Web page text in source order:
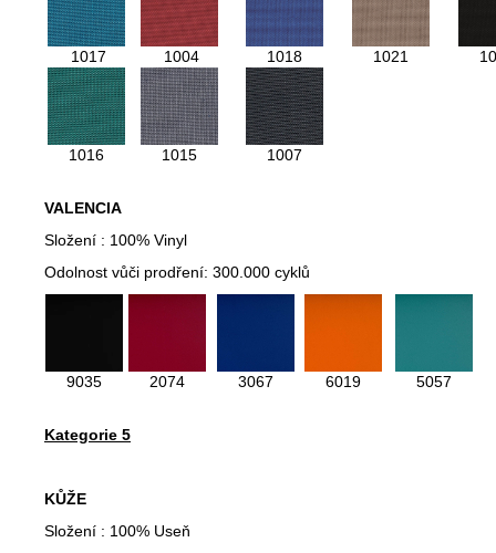
1017 1004 1018 1021
1016 1015 1007
VALENCIA
Složení : 100% Vinyl
Odolnost vůči prodření: 300.000 cyklů
9035 2074 3067 6019 5057
Kategorie 5
KŮŽE
Složení : 100% Useň